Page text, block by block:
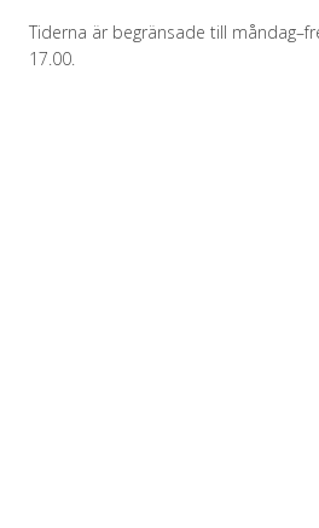
Tiderna är begränsade till
17.00.